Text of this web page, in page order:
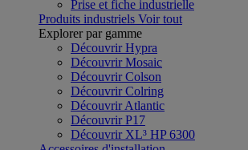
Prise et fiche industrielle
Produits industriels Voir tout
Explorer par gamme
Découvrir Hypra
Découvrir Mosaic
Découvrir Colson
Découvrir Colring
Découvrir Atlantic
Découvrir P17
Découvrir XL³ HP 6300